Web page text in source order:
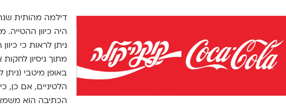
דילמה מהותית
ניתן לראות כי
מתוך ניסיון
באופן מיטבי
הלטיניים, אם כן,
הכתיבה הוא